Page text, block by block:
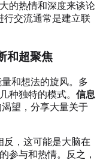
的热情和深度来谈论
行交流通常是建立联
和超聚焦
和想法的旋风。多
种独特的模式。 信息
望，分享大量关于
，这可能是大脑在
参与和热情。反之，